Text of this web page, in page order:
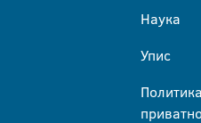
Наука
Упис
Политика